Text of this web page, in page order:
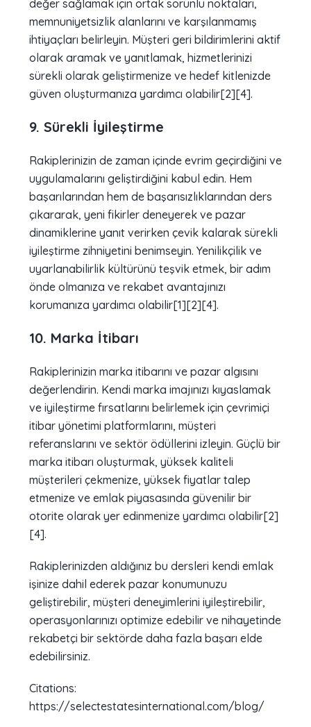
değer sağlamak için ortak sorunlu noktaları,
memnuniyetsizlik alanlarını ve karşılanmamış
ihtiyaçları belirleyin. Müşteri geri bildirimlerini aktif
olarak aramak ve yanıtlamak, hizmetlerinizi
sürekli olarak geliştirmenize ve hedef kitlenizde
güven oluşturmanıza yardımcı olabilir[2][4].
9. Sürekli İyileştirme
Rakiplerinizin de zaman içinde evrim geçirdiğini ve
uygulamalarını geliştirdiğini kabul edin. Hem
başarılarından hem de başarısızlıklarından ders
çıkararak, yeni fikirler deneyerek ve pazar
dinamiklerine yanıt verirken çevik kalarak sürekli
iyileştirme zihniyetini benimseyin. Yenilikçilik ve
uyarlanabilirlik kültürünü teşvik etmek, bir adım
önde olmanıza ve rekabet avantajınızı
korumanıza yardımcı olabilir[1][2][4].
10. Marka İtibarı
Rakiplerinizin marka itibarını ve pazar algısını
değerlendirin. Kendi marka imajınızı kıyaslamak
ve iyileştirme fırsatlarını belirlemek için çevrimiçi
itibar yönetimi platformlarını, müşteri
referanslarını ve sektör ödüllerini izleyin. Güçlü bir
marka itibarı oluşturmak, yüksek kaliteli
müşterileri çekmenize, yüksek fiyatlar talep
etmenize ve emlak piyasasında güvenilir bir
otorite olarak yer edinmenize yardımcı olabilir[2]
[4].
Rakiplerinizden aldığınız bu dersleri kendi emlak
işinize dahil ederek pazar konumunuzu
geliştirebilir, müşteri deneyimlerini iyileştirebilir,
operasyonlarınızı optimize edebilir ve nihayetinde
rekabetçi bir sektörde daha fazla başarı elde
edebilirsiniz.
Citations:
https://selectestatesinternational.com/blog/